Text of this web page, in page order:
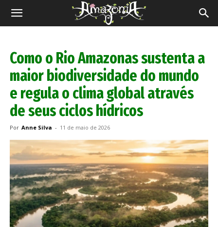
Revista
Como o Rio Amazonas sustenta a
maior biodiversidade do mundo
e regula o clima global através
de seus ciclos hídricos
Por Anne Silva - 11 de maio de 2026